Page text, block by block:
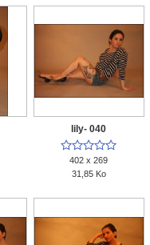
lily- 040

402 x 269
31,85 Ko